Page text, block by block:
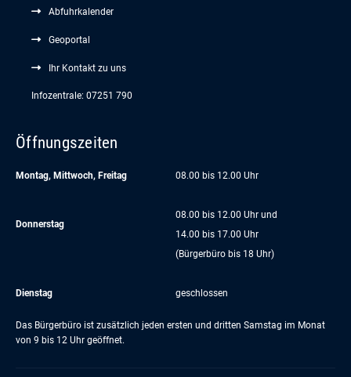
Abfuhrkalender
Geoportal
Ihr Kontakt zu uns
Infozentrale: 07251 790
Öffnungszeiten
Montag, Mittwoch, Freitag 08.00 bis 12.00 Uhr
Donnerstag
08.00 bis 12.00 Uhr und
14.00 bis 17.00 Uhr
(Bürgerbüro bis 18 Uhr)
Dienstag geschlossen
Das Bürgerbüro ist zusätzlich jeden ersten und dritten Samstag im Monat
von 9 bis 12 Uhr geöffnet.